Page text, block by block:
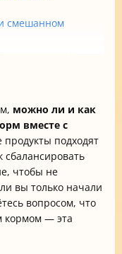
смешанном
по смешанному
собак?
можно ли и как
вместе с
продукты подходят
сбалансировать
чтобы не
вы только начали
вопросом, что
кормом — эта